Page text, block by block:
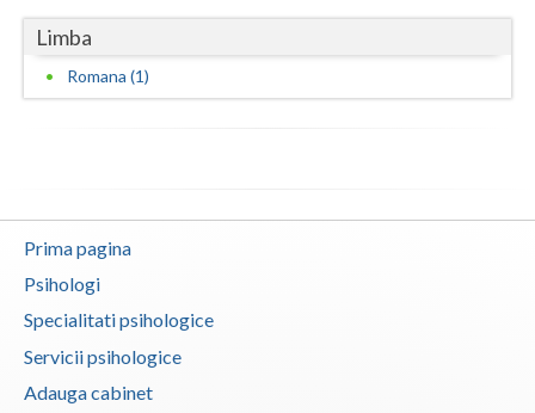
Limba
Romana (1)
Prima pagina
Psihologi
Specialitati psihologice
Servicii psihologice
Adauga cabinet